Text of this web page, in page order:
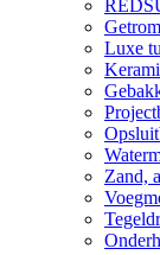
Luxe
Zand,